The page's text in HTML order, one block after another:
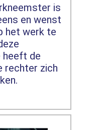
is
en wenst
het werk te
heeft de
rechter zich